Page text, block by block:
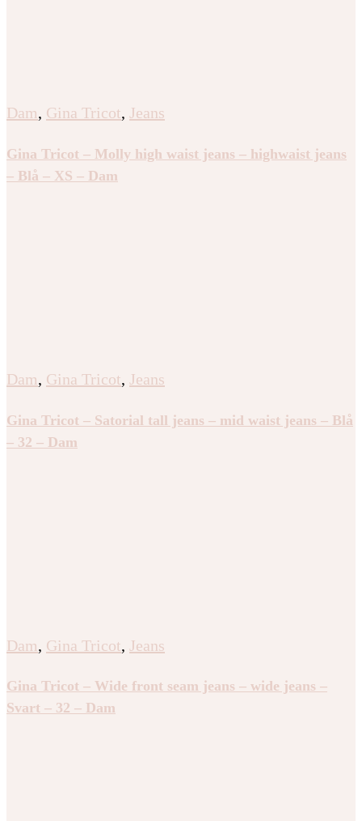
Dam, Gina Tricot, Jeans
Gina Tricot – Molly high waist jeans – highwaist jeans
– Blå – XS – Dam
Dam, Gina Tricot, Jeans
Gina Tricot – Satorial tall jeans – mid waist jeans – Blå
– 32 – Dam
Dam, Gina Tricot, Jeans
Gina Tricot – Wide front seam jeans – wide jeans –
Svart – 32 – Dam